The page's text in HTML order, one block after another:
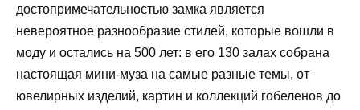
достопримечательностью замка является
невероятное разнообразие стилей, которые вошли в
моду и остались на 500 лет: в его 130 залах собрана
настоящая мини-муза на самые разные темы, от
ювелирных изделий, картин и коллекций гобеленов до